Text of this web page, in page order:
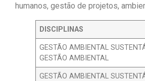
humanos, gestão de projetos,
DISCIPLINAS
GESTÃO AMBIENTAL
GESTÃO AMBIENTAL
GESTÃO AMBIENTAL